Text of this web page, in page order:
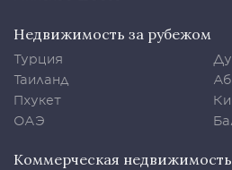
Недвижимость за рубежом
Турция
Таиланд
Пхукет
ОАЭ
Коммерческая недвижимость